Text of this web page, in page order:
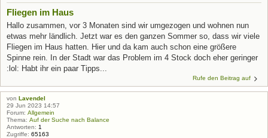
Fliegen im Haus
Hallo zusammen, vor 3 Monaten sind wir umgezogen und wohnen nun
etwas mehr ländlich. Jetzt war es den ganzen Sommer so, dass wir viele
Fliegen im Haus hatten. Hier und da kam auch schon eine größere
Spinne rein. In der Stadt war das Problem im 4 Stock doch eher geringer
:lol: Habt ihr ein paar Tipps...
Rufe den Beitrag auf
von Lavendel
29 Jun 2023 14:57
Forum: Allgemein
Thema: Auf der Suche nach Balance
Antworten: 1
Zugriffe: 65163